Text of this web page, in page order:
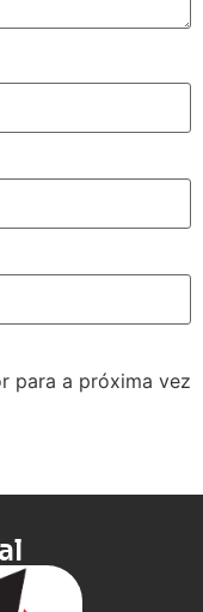
para a próxima vez